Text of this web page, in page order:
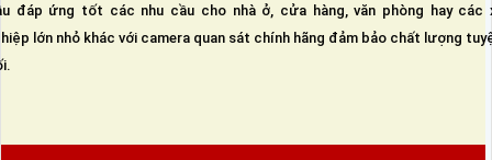
đáp ứng tốt các nhu cầu cho nhà ở, cửa hàng, văn phòng hay các
lớn nhỏ khác với camera quan sát chính hãng đảm bảo chất lượng